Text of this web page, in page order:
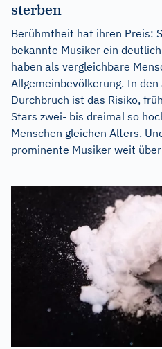
sterben
Berühmtheit hat ihren Preis:
bekannte Musiker ein
haben als vergleichbare
Allgemeinbevölkerung. In
Durchbruch ist das Risiko,
Stars zwei- bis dreimal so
Menschen gleichen Alters.
prominente Musiker weit